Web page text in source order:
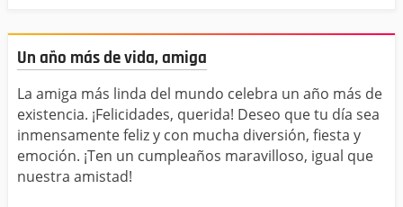
Un año más de vida, amiga
La amiga más linda del mundo celebra un año más de
existencia. ¡Felicidades, querida! Deseo que tu día sea
inmensamente feliz y con mucha diversión, fiesta y
emoción. ¡Ten un cumpleaños maravilloso, igual que
nuestra amistad!